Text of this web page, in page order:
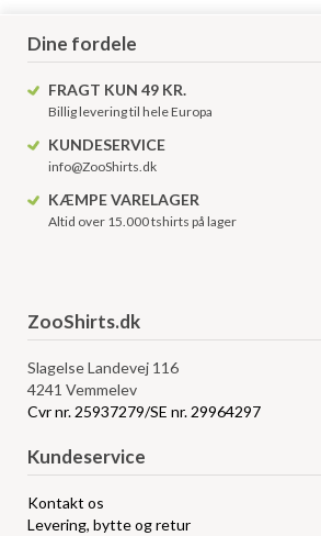
Dine fordele
FRAGT KUN 49 KR.
Billig levering til hele Europa
KUNDESERVICE
info@ZooShirts.dk
KÆMPE VARELAGER
Altid over 15.000 tshirts på lager
ZooShirts.dk
Slagelse Landevej 116
4241 Vemmelev
Cvr nr. 25937279/SE nr. 29964297
Kundeservice
Kontakt os
Levering, bytte og retur